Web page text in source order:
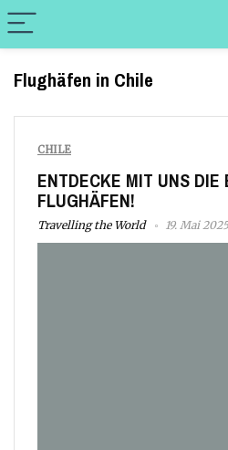
Flughäfen in Chile
CHILE
ENTDECKE MIT UNS DIE
FLUGHÄFEN!
Travelling the World 19. Mai 2025